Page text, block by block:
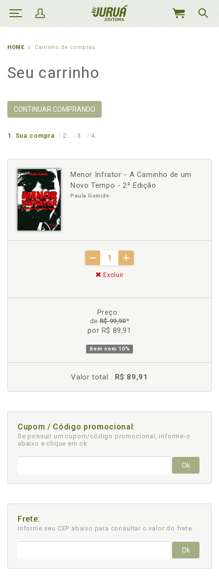
MEU
HOME Carrinho de compras
Seu carrinho
CONTINUAR COMPRANDO
1. Sua compra 2. 3. 4.
Menor Infrator - A Caminho de um
Novo Tempo - 2ª Edição
Paula Gomide
Excluir
Preço:
deR$ 99,90*
por R$ 89,91
item com 10%
Valor total: R$ 89,91
Cupom / Código promocional:
Se possuir um cupom/código promocional, informe-o
abaixo e clique em ok
Ok
Frete:
Informe seu CEP abaixo para consultar o valor do frete.
Ok